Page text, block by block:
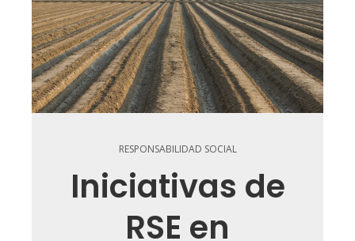
RESPONSABILIDAD SOCIAL
Iniciativas de
RSE en